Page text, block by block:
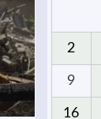
2
9
16